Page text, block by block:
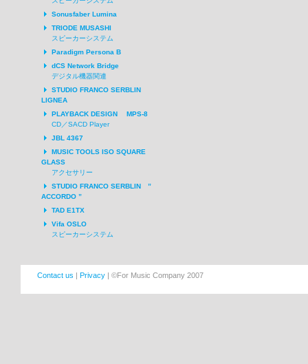
Sonusfaber Lumina
TRIODE MUSASHI
スピーカーシステム
Paradigm Persona B
dCS Network Bridge
デジタル機器関連
STUDIO FRANCO SERBLIN
LIGNEA
PLAYBACK DESIGN MPS-8
CD／SACD Player
JBL 4367
MUSIC TOOLS ISO SQUARE
GLASS
アクセサリー
STUDIO FRANCO SERBLIN ”
ACCORDO ”
TAD E1TX
Vifa OSLO
スピーカーシステム
Contact us | Privacy | ©For Music Company 2007